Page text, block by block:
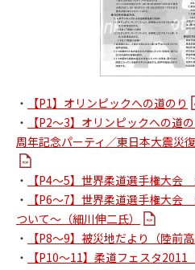
・
【P1】オリンピックへの道のり
・
【P2～3】オリンピックへの道
周年記念パーティ／東日本大震災
・
【P4～5】世界柔道選手権大会
・
【P6～7】世界柔道選手権大
ついて～（細川伸二氏）
・
【P8～9】被災地だより（陸前
・
【P10～11】柔道フェスタ